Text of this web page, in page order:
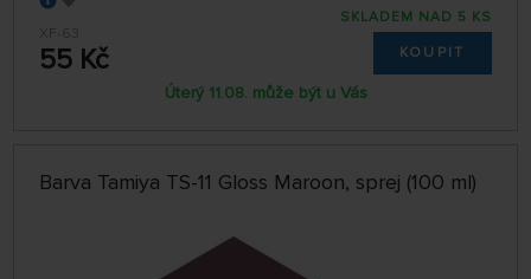
XF-63
55 Kč
SKLADEM NAD 5 KS
KOUPIT
Úterý 11.08. může být u Vás
Barva Tamiya TS-11 Gloss Maroon, sprej (100 ml)